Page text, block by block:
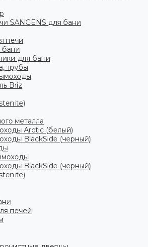
SANGENS для бани
печи
бани
для бани
трубы
Briz
металла
Arctic (белый)
BlackSide (черный)
BlackSide (черный)
печей